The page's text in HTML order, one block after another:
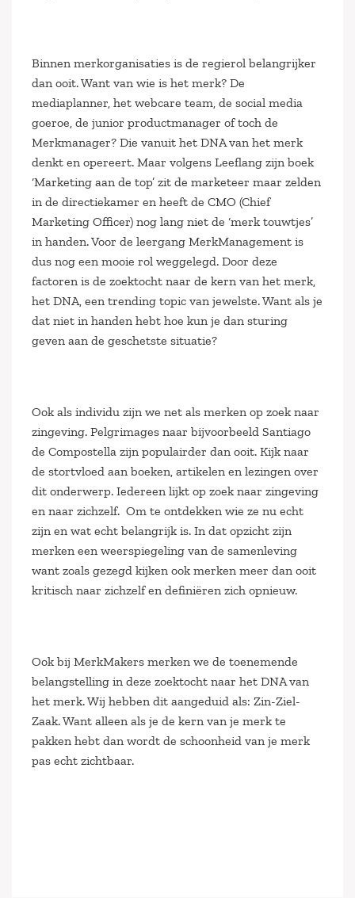
Binnen merkorganisaties is de regierol belangrijker
dan ooit. Want van wie is het merk? De
mediaplanner, het webcare team, de social media
goeroe, de junior productmanager of toch de
Merkmanager? Die vanuit het DNA van het merk
denkt en opereert. Maar volgens Leeflang zijn boek
‘Marketing aan de top’ zit de marketeer maar zelden
in de directiekamer en heeft de CMO (Chief
Marketing Officer) nog lang niet de ‘merk touwtjes’
in handen. Voor de leergang MerkManagement is
dus nog een mooie rol weggelegd. Door deze
factoren is de zoektocht naar de kern van het merk,
het DNA, een trending topic van jewelste. Want als je
dat niet in handen hebt hoe kun je dan sturing
geven aan de geschetste situatie?
Ook als individu zijn we net als merken op zoek naar
zingeving. Pelgrimages naar bijvoorbeeld Santiago
de Compostella zijn populairder dan ooit. Kijk naar
de stortvloed aan boeken, artikelen en lezingen over
dit onderwerp. Iedereen lijkt op zoek naar zingeving
en naar zichzelf. Om te ontdekken wie ze nu echt
zijn en wat echt belangrijk is. In dat opzicht zijn
merken een weerspiegeling van de samenleving
want zoals gezegd kijken ook merken meer dan ooit
kritisch naar zichzelf en definiëren zich opnieuw.
Ook bij MerkMakers merken we de toenemende
belangstelling in deze zoektocht naar het DNA van
het merk. Wij hebben dit aangeduid als: Zin-Ziel-
Zaak. Want alleen als je de kern van je merk te
pakken hebt dan wordt de schoonheid van je merk
pas echt zichtbaar.